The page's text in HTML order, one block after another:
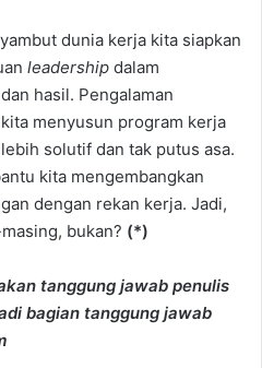
dunia kerja kita siapkan
leadership dalam
hasil. Pengalaman
menyusun program kerja
solutif dan tak putus asa.
kita mengembangkan
dengan rekan kerja. Jadi,
bukan? (*)
tanggung jawab penulis
bagian tanggung jawab